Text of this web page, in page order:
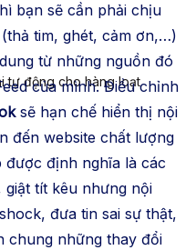
tự động cho hàng loạt
bạn sẽ cần phải chịu
tim, ghét, cảm ơn,…)
từ những nguồn đó
của mình. Điều chỉnh
sẽ hạn chế hiển thị nội
đến website chất lượng
được định nghĩa là các
tít kêu nhưng nội
đưa tin sai sự thật,
chung những thay đổi